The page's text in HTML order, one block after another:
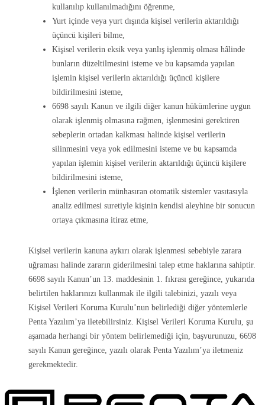
kullanılıp kullanılmadığını öğrenme,
Yurt içinde veya yurt dışında kişisel verilerin aktarıldığı
üçüncü kişileri bilme,
Kişisel verilerin eksik veya yanlış işlenmiş olması hâlinde
bunların düzeltilmesini isteme ve bu kapsamda yapılan
işlemin kişisel verilerin aktarıldığı üçüncü kişilere
bildirilmesini isteme,
6698 sayılı Kanun ve ilgili diğer kanun hükümlerine uygun
olarak işlenmiş olmasına rağmen, işlenmesini gerektiren
sebeplerin ortadan kalkması halinde kişisel verilerin
silinmesini veya yok edilmesini isteme ve bu kapsamda
yapılan işlemin kişisel verilerin aktarıldığı üçüncü kişilere
bildirilmesini isteme,
İşlenen verilerin münhasıran otomatik sistemler vasıtasıyla
analiz edilmesi suretiyle kişinin kendisi aleyhine bir sonucun
ortaya çıkmasına itiraz etme,
Kişisel verilerin kanuna aykırı olarak işlenmesi sebebiyle zarara
uğraması halinde zararın giderilmesini talep etme haklarına sahiptir.
6698 sayılı Kanun’un 13. maddesinin 1. fıkrası gereğince, yukarıda
belirtilen haklarınızı kullanmak ile ilgili talebinizi, yazılı veya
Kişisel Verileri Koruma Kurulu’nun belirlediği diğer yöntemlerle
Penta Yazılım’ya iletebilirsiniz. Kişisel Verileri Koruma Kurulu, şu
aşamada herhangi bir yöntem belirlemediği için, başvurunuzu, 6698
sayılı Kanun gereğince, yazılı olarak Penta Yazılım’ya iletmeniz
gerekmektedir.